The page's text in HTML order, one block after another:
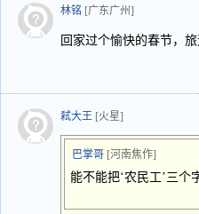
林铭 [广东广州]
回家过个愉快的春节，旅
弒大王 [火星]
巴掌哥 [河南焦作]
能不能把‘农民工’三